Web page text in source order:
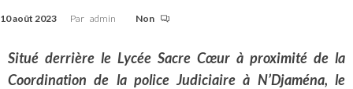
10 août 2023 Par admin Non
Situé derrière le Lycée Sacre Cœur à proximité de la
Coordination de la police Judiciaire à N’Djaména, le